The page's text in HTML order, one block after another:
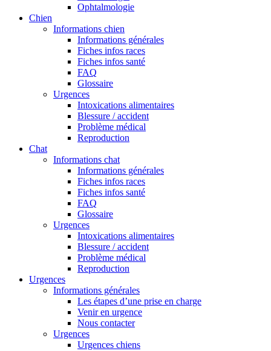
Ophtalmologie
Chien
Informations chien
Informations générales
Fiches infos races
Fiches infos santé
FAQ
Glossaire
Urgences
Intoxications alimentaires
Blessure / accident
Problème médical
Reproduction
Chat
Informations chat
Informations générales
Fiches infos races
Fiches infos santé
FAQ
Glossaire
Urgences
Intoxications alimentaires
Blessure / accident
Problème médical
Reproduction
Urgences
Informations générales
Les étapes d’une prise en charge
Venir en urgence
Nous contacter
Urgences
Urgences chiens